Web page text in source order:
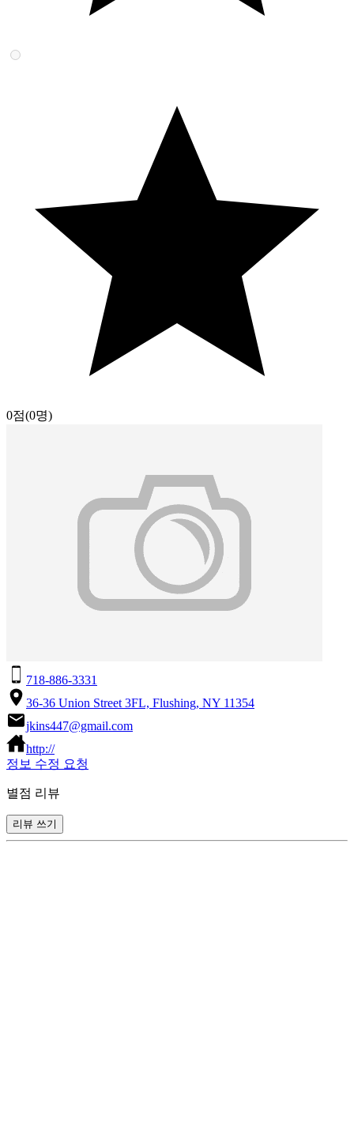
0점(0명)
718-886-3331
36-36 Union Street 3FL, Flushing, NY 11354
jkins447@gmail.com
http://
정보 수정 요청
별점 리뷰
리뷰 쓰기